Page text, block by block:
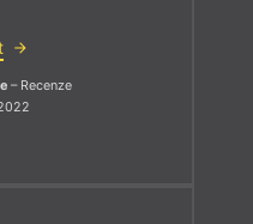
– Recenze